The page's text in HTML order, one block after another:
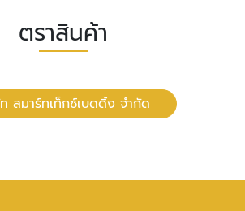
ตราสินค้า
สมาร์ทเท็กซ์เบดดิ้ง จำกัด